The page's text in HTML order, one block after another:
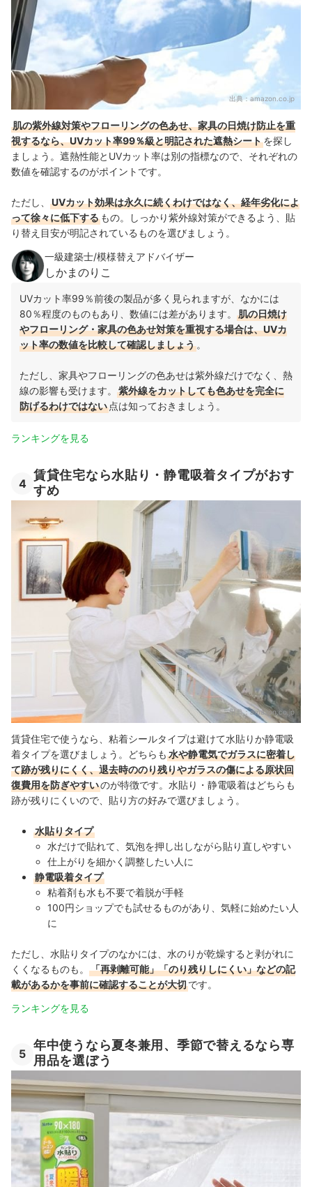
出典： amazon.co.jp
肌の紫外線対策やフローリングの色あせ、家具の日焼け防止を重
視するなら、UVカット率99％級と明記された遮熱シートを探し
ましょう。遮熱性能とUVカット率は別の指標なので、それぞれの
数値を確認するのがポイントです。
ただし、
UVカット効果は永久に続くわけではなく、経年劣化によ
って徐々に低下する もの。しっかり紫外線対策ができるよう、貼
り替え目安が明記されているものを選びましょう。
一級建築士/模様替えアドバイザー
しかまのりこ
UVカット率99％前後の製品が多く見られますが、なかには
80％程度のものもあり、数値には差があります。
肌の日焼け
やフローリング・家具の色あせ対策を重視する場合は、UVカ
ット率の数値を比較して確認しましょう 。
ただし、家具やフローリングの色あせは紫外線だけでなく、熱
線の影響も受けます。
紫外線をカットしても色あせを完全に
防げるわけではない 点は知っておきましょう。
ランキングを見る
4
賃貸住宅なら水貼り・静電吸着タイプがおす
すめ
出典：amazon.co.jp
賃貸住宅で使うなら、粘着シールタイプは避けて水貼りか静電吸
着タイプを選びましょう。どちらも 水や静電気でガラスに密着し
て跡が残りにくく、退去時ののり残りやガラスの傷による原状回
復費用を防ぎやすいのが特徴です。水貼り・静電吸着はどちらも
跡が残りにくいので、貼り方の好みで選びましょう。
水貼りタイプ
水だけで貼れて、気泡を押し出しながら貼り直しやすい
仕上がりを細かく調整したい人に
静電吸着タイプ
粘着剤も水も不要で着脱が手軽
100円ショップでも試せるものがあり、気軽に始めたい人
に
ただし、水貼りタイプのなかには、水のりが乾燥すると剥がれに
くくなるものも。
「再剥離可能」「のり残りしにくい」などの記
載があるかを事前に確認することが大切です。
ランキングを見る
5
年中使うなら夏冬兼用、季節で替えるなら専
用品を選ぼう